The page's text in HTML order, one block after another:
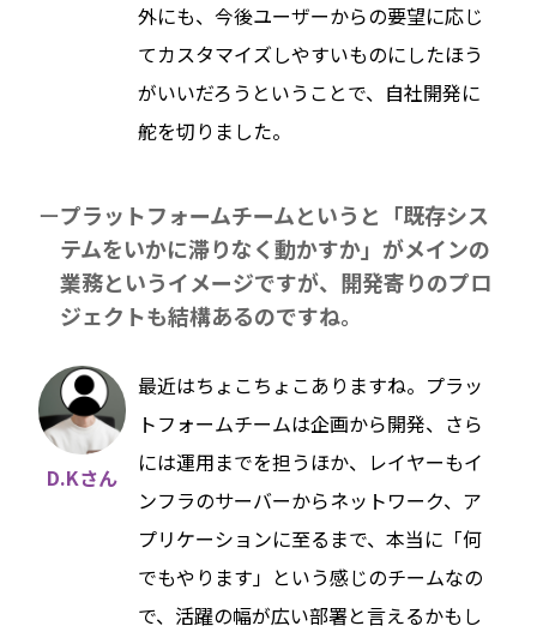
外にも、今後ユーザーからの要望に応じ
てカスタマイズしやすいものにしたほう
がいいだろうということで、自社開発に
舵を切りました。
プラットフォームチームというと「既存シス
テムをいかに滞りなく動かすか」がメインの
業務というイメージですが、開発寄りのプロ
ジェクトも結構あるのですね。
D.Kさん
最近はちょこちょこありますね。プラッ
トフォームチームは企画から開発、さら
には運用までを担うほか、レイヤーもイ
ンフラのサーバーからネットワーク、ア
プリケーションに至るまで、本当に「何
でもやります」という感じのチームなの
で、活躍の幅が広い部署と言えるかもし